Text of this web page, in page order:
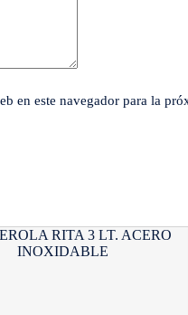
en este navegador para la